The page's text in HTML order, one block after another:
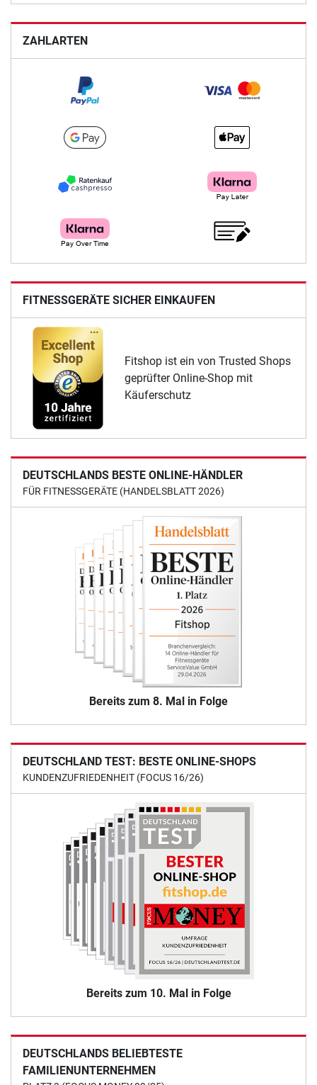
ZAHLARTEN
FITNESSGERÄTE SICHER EINKAUFEN
Fitshop ist ein von Trusted Shops
geprüfter Online-Shop mit
Käuferschutz
DEUTSCHLANDS BESTE ONLINE-HÄNDLER
FÜR FITNESSGERÄTE (HANDELSBLATT 2026)
Bereits zum 8. Mal in Folge
DEUTSCHLAND TEST: BESTE ONLINE-SHOPS
KUNDENZUFRIEDENHEIT (FOCUS 16/26)
Bereits zum 10. Mal in Folge
DEUTSCHLANDS BELIEBTESTE
FAMILIENUNTERNEHMEN